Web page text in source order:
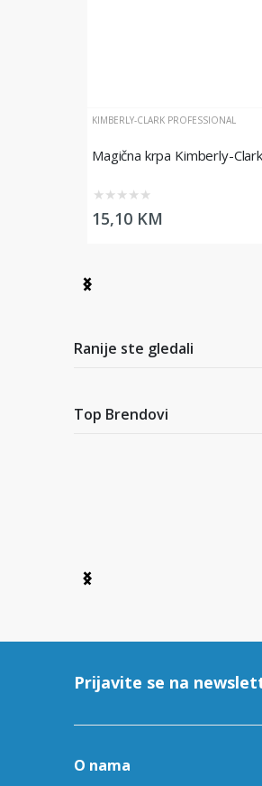
KIMBERLY-CLARK PROFESSIONAL
Magična krpa Kimberly-
★ ★ ★ ★ ★
15,10 KM
Item
3
Ranije ste gledali
Top Brendovi
Item
Prijavite se na
O nama